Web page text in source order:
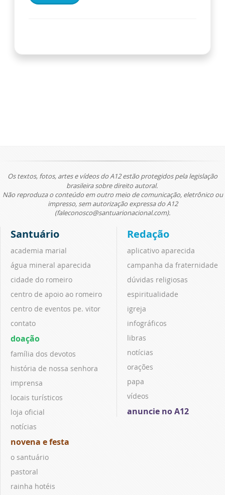
Os textos, fotos, artes e vídeos do A12 estão protegidos pela legislação
brasileira sobre direito autoral.
Não reproduza o conteúdo em outro meio de comunicação, eletrônico ou
impresso, sem autorização expressa do A12
(faleconosco@santuarionacional.com).
Santuário
academia marial
água mineral aparecida
cidade do romeiro
centro de apoio ao romeiro
centro de eventos pe. vitor
contato
doação
família dos devotos
história de nossa senhora
imprensa
locais turísticos
loja oficial
notícias
novena e festa
o santuário
pastoral
rainha hotéis
Redação
aplicativo aparecida
campanha da fraternidade
dúvidas religiosas
espiritualidade
igreja
infográficos
libras
notícias
orações
papa
vídeos
anuncie no A12